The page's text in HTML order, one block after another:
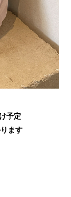
予定
ます